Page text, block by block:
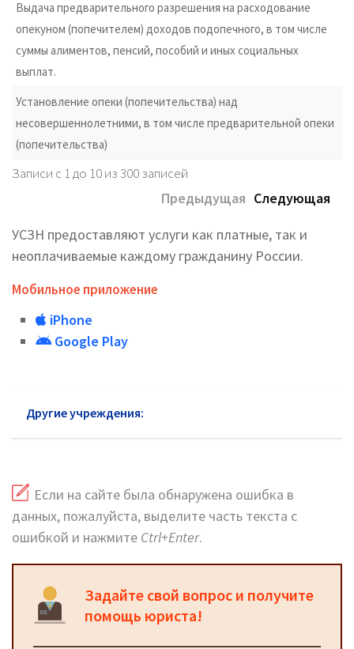
Выдача предварительного разрешения на расходование
опекуном (попечителем) доходов подопечного, в том числе
суммы алиментов, пенсий, пособий и иных социальных
выплат.
Установление опеки (попечительства) над
несовершеннолетними, в том числе предварительной опеки
(попечительства)
Записи с 1 до 10 из 300 записей
Предыдущая Следующая
УСЗН предоставляют услуги как платные, так и
неоплачиваемые каждому гражданину России.
Мобильное приложение
iPhone
Google Play
Другие учреждения:
Если на сайте была обнаружена ошибка в
данных, пожалуйста, выделите часть текста с
ошибкой и нажмите Ctrl+Enter.
Задайте свой вопрос и получите
помощь юриста!